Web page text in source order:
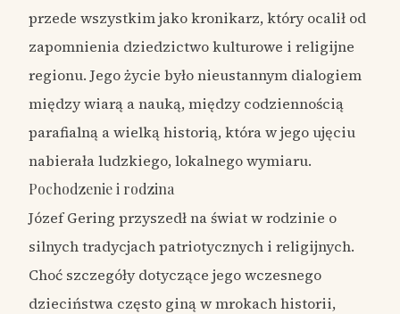
przede wszystkim jako kronikarz, który ocalił od
zapomnienia dziedzictwo kulturowe i religijne
regionu. Jego życie było nieustannym dialogiem
między wiarą a nauką, między codziennością
parafialną a wielką historią, która w jego ujęciu
nabierała ludzkiego, lokalnego wymiaru.
Pochodzenie i rodzina
Józef Gering przyszedł na świat w rodzinie o
silnych tradycjach patriotycznych i religijnych.
Choć szczegóły dotyczące jego wczesnego
dzieciństwa często giną w mrokach historii,